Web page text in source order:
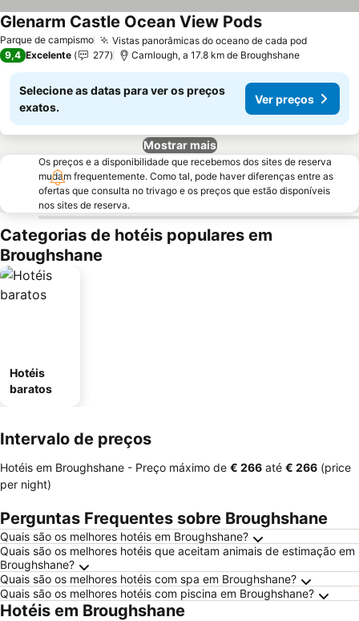
Parque de campismo Vistas panorâmicas do oceano de cada podVer
Glenarm Castle Ocean View PodsVer preços
9,4 Excelente 277 Carnlough, a 17.8 km de Broughshane
Selecione as datas para ver os preços
exatos.
Ver preços
Mostrar mais
Os preços e a disponibilidade que recebemos dos sites de reserva
mudam frequentemente. Como tal, pode haver diferenças entre as
ofertas que consulta no trivago e os preços que estão disponíveis
nos sites de reserva.
Categorias de hotéis populares em
Broughshane
Hotéis
baratos
Intervalo de preços
Hotéis em Broughshane - Preço máximo de ‎€ 266 até ‎€ 266 (price
per night)
Perguntas Frequentes sobre Broughshane
Quais são os melhores hotéis em Broughshane?
Quais são os melhores hotéis que aceitam animais de estimação em
Broughshane?
Quais são os melhores hotéis com spa em Broughshane?
Quais são os melhores hotéis com piscina em Broughshane?
Hotéis em Broughshane